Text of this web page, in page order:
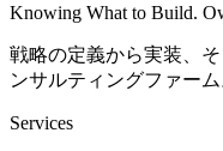
Knowing What to Build.
戦略の定義から実装、
ンサルティングファーム
Services